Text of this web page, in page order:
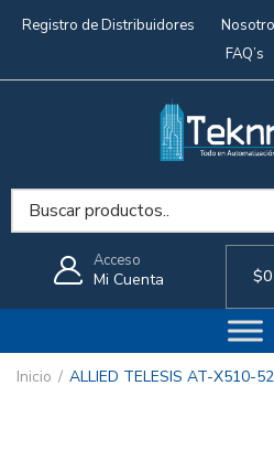
Registro de Distribuidores
FAQ’s
Acceso
Mi Cuenta $0
Inicio ALLIED TELESIS AT-X510-